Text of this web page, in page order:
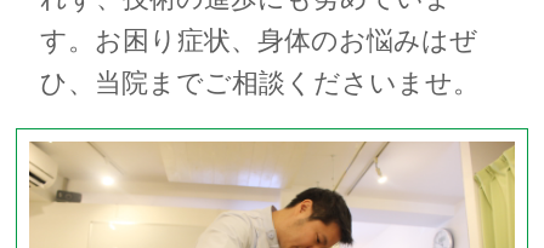
す。お困り症状、身体のお悩みはぜ
ひ、当院までご相談くださいませ。